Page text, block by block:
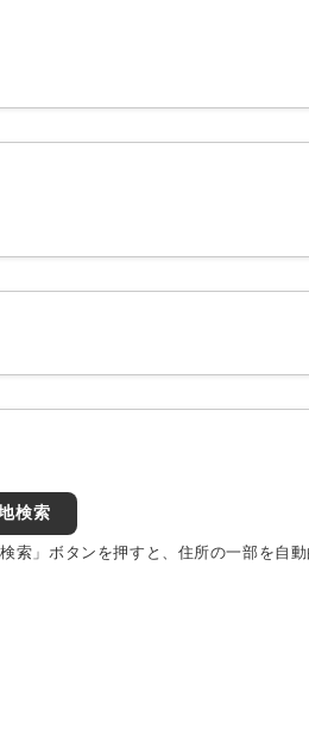
検索
検索」ボタンを押すと、住所の一部を自動